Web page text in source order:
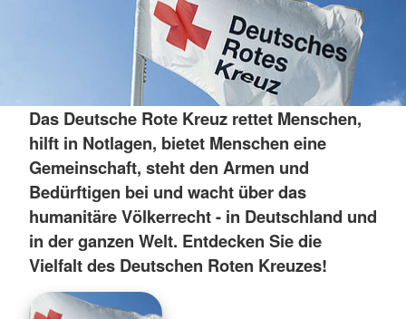
Das Deutsche Rote Kreuz rettet Menschen,
hilft in Notlagen, bietet Menschen eine
Gemeinschaft, steht den Armen und
Bedürftigen bei und wacht über das
humanitäre Völkerrecht - in Deutschland und
in der ganzen Welt. Entdecken Sie die
Vielfalt des Deutschen Roten Kreuzes!